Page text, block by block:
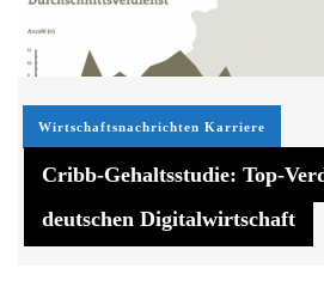
Wirtschaftsnachrichten Karriere
Cribb-Gehaltsstudie: Top-
deutschen Digitalwirtschaft